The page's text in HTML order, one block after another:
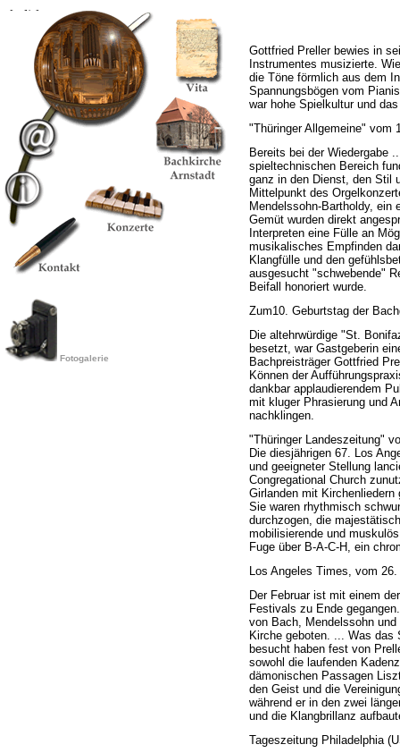
Gottfried Preller bewies in
Instrumentes musizierte.
die Töne förmlich aus dem
Spannungsbögen vom
war hohe Spielkultur und
"Thüringer Allgemeine" vom
Bereits bei der Wiedergabe
spieltechnischen Bereich
ganz in den Dienst, den Stil
Mittelpunkt des
Mendelssohn-Bartholdy,
Gemüt wurden direkt
Interpreten eine Fülle an
musikalisches Empfinden
Klangfülle und den
ausgesucht "schwebende"
Beifall honoriert wurde.
Zum10. Geburtstag der
Die altehrwürdige "St.
besetzt, war Gastgeberin
Bachpreisträger Gottfried
Können der
dankbar applaudierendem
mit kluger Phrasierung und
nachklingen.
"Thüringer Landeszeitung"
Die diesjährigen 67. Los
und geeigneter Stellung
Congregational Church
Girlanden mit
Sie waren rhythmisch
durchzogen, die
mobilisierende und
Fuge über B-A-C-H, ein
Los Angeles Times, vom 26.
Der Februar ist mit einem
Festivals zu Ende
von Bach, Mendelssohn
Kirche geboten. ... Was
besucht haben fest von
sowohl die laufenden
dämonischen Passagen
den Geist und die
während er in den zwei
und die Klangbrillanz
Tageszeitung Philadelphia
Fotogalerie
{edit}